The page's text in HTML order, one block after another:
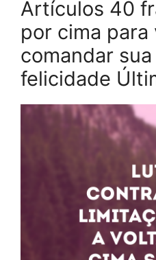
Artículos 40
por cima para
comandar
felicidade